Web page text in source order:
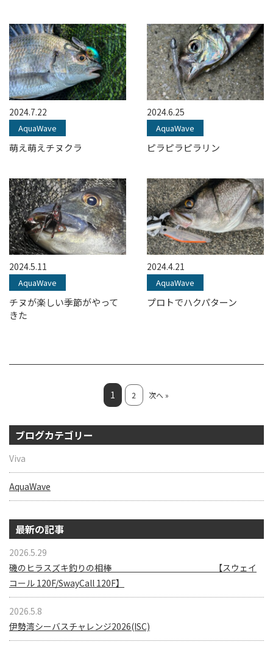
2024.7.22
AquaWave
萌え萌えチヌクラ
2024.6.25
AquaWave
ピラピラピラリン
2024.5.11
AquaWave
チヌが楽しい季節がやって
きた
2024.4.21
AquaWave
プロトでハクパターン
1 2 次へ »
ブログカテゴリー
Viva
AquaWave
最新の記事
2026.5.29
磯のヒラスズキ釣りの相棒 【スウェイ
コール 120F/SwayCall 120F】
2026.5.8
伊勢湾シーバスチャレンジ2026(ISC)